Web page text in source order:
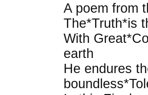
A poem from
The*Truth*is
With
earth
He endures